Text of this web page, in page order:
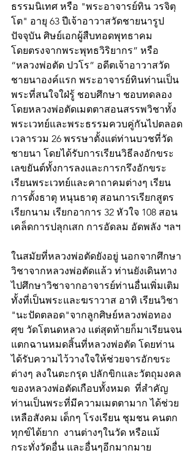
ธรรมนิเทศ หรือ "พระอาจารย์ทิน วรจิตฺ
โต" อายุ 63 ปีเจ้าอาวาสวัดชายนารูป
ปัจจุบัน ศิษย์เอกผู้สืบทอดพุทธาคม
โดยตรงจากพระพุทธวิริยากร” หรือ
“หลวงพ่อตัด ปวโร” อดีตเจ้าอาวาสวัด
ชายนาองค์แรก พระอาจารย์ทินท่านเป็น
พระที่สนใจใฝ่รู้ ชอบศึกษา ชอบทดลอง
โดยหลวงพ่อตัดเมตตาสอนสรรพวิชาทั้ง
พระเวทย์และพระธรรมควบคู่กันไปตลอด
เวลารวม 26 พรรษาตั้งแต่ท่านบวชที่วัด
ชายนา โดยได้รับการเรียนวิธีลงอักขระ
เลขยันต์ทั้งการลงและการกรึงอักขระ
เรียนพระเวทย์และคาถาคมต่างๆ เรียน
การตั้งธาตุ หนุนธาตุ สอนการเรียกสูตร
เรียกนาม เรียกอาการ 32 หัวใจ 108 สอน
เคล็ดการปลุกเสก การอัดลม อัดพลัง ฯลฯ
ในสมัยที่หลวงพ่อตัดยังอยู่ นอกจากศึกษา
วิชาจากหลวงพ่อตัดแล้ว ท่านยังเดินทาง
ไปศึกษาวิชาจากอาจารย์ท่านอื่นเพิ่มเติม
ทั้งที่เป็นพระและฆราวาส อาทิ เรียนวิชา
"นะปัดตลอด"จากลูกศิษย์หลวงพ่อทอง
ศุข วัดโตนดหลวง แต่สุดท้ายก็มาเรียนจน
แตกฉานหมดสิ้นที่หลวงพ่อตัด โดยท่าน
ได้รับความไว้วางใจให้ช่วยจารอักขระ
ต่างๆ ลงในตะกรุด ปลักขิกและวัตถุมงคล
ของหลวงพ่อตัดเกือบทั้งหมด  ที่สำคัญ
ท่านเป็นพระที่มีความเมตตามาก ได้ช่วย
เหลือสังคม เด็กๆ โรงเรียน ชุมชน คนตก
ทุกข์ได้ยาก  งานต่างๆในวัด หรือแม้
กระทั่งวัดอื่น และอื่นๆอีกมากมาย